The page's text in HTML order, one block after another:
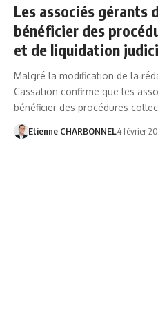
Les associés gérants
bénéficier des
et de liquidation
Malgré la modification de la
Cassation confirme que les
bénéficier des procédures
Etienne CHARBONNEL4 février